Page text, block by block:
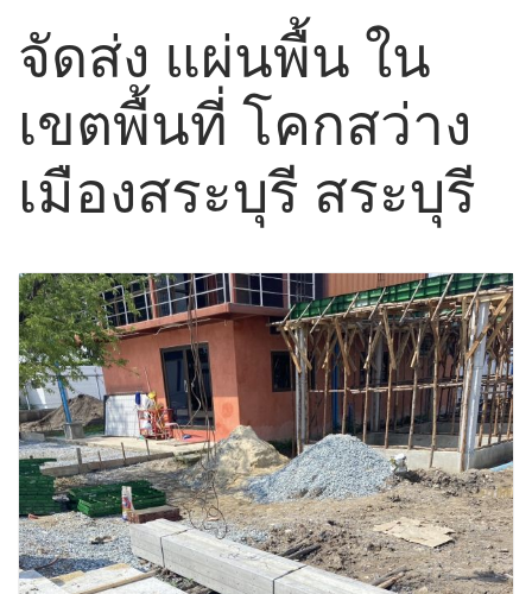
จัดส่ง แผ่นพื้น ใน
เขตพื้นที่ โคกสว่าง
เมืองสระบุรี สระบุรี